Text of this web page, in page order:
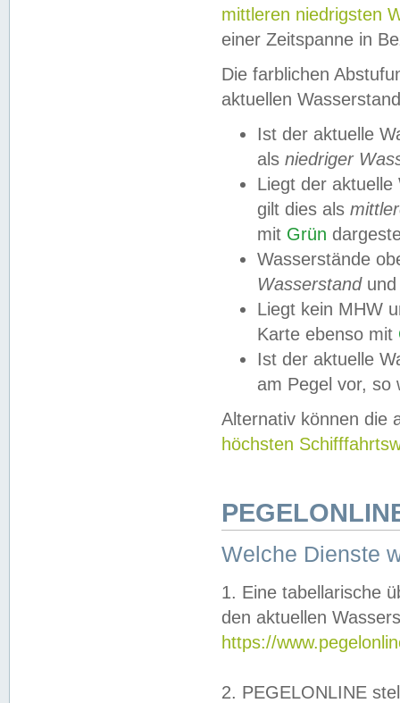
mittleren niedrigsten
einer Zeitspanne in
Die farblichen
aktuellen
Ist der aktuelle
als niedriger
Liegt der
gilt dies als
mit Grün
Wasserstände
Wasserstandund
Liegt kein MHW
Karte ebenso mit
Ist der aktuelle
am Pegel vor,
Alternativ können die
höchsten
Welche Dienste
1. Eine tabellarische
den aktuellen
https://
2. PEGELONLINE